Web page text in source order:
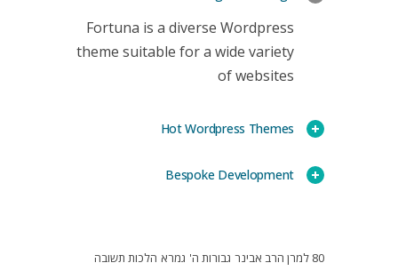
Fortuna is a diverse Wordpress
theme suitable for a wide variety
of websites
Hot Wordpress Themes
Bespoke Development
80 למרן הרב אבינר גבורות ה' גמרא הלכות תשובה